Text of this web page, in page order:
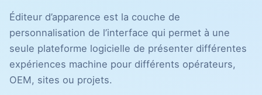
Éditeur d’apparence est la couche de
personnalisation de l’interface qui permet à une
seule plateforme logicielle de présenter différentes
expériences machine pour différents opérateurs,
OEM, sites ou projets.